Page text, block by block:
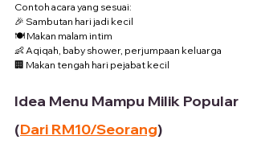
Contoh acara yang sesuai:
🎉 Sambutan hari jadi kecil
🍽️ Makan malam intim
👶 Aqiqah, baby shower, perjumpaan keluarga
🏢 Makan tengah hari pejabat kecil
Idea Menu Mampu Milik Popular
(Dari RM10/Seorang)